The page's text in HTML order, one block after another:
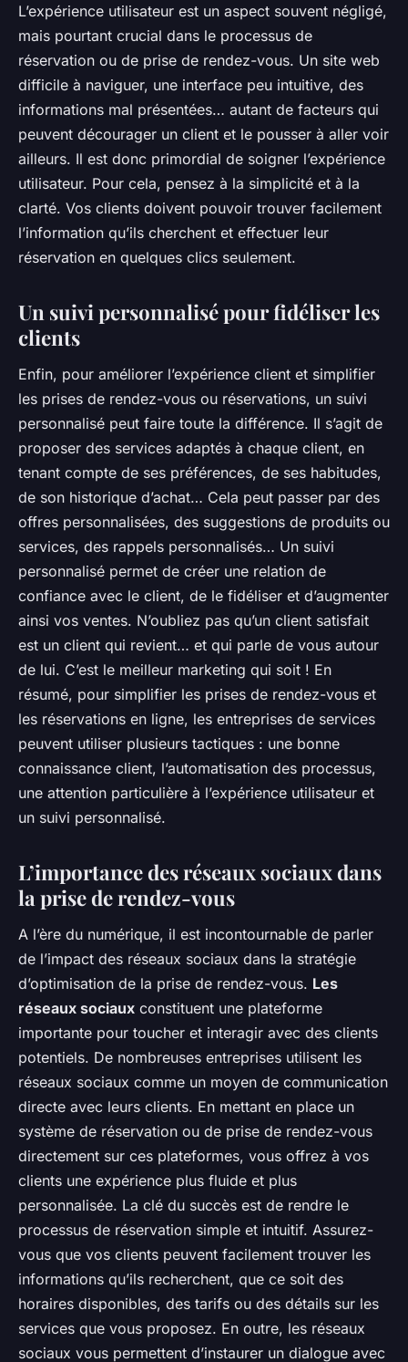
L’expérience utilisateur est un aspect souvent négligé,
mais pourtant crucial dans le processus de
réservation ou de prise de rendez-vous. Un site web
difficile à naviguer, une interface peu intuitive, des
informations mal présentées… autant de facteurs qui
peuvent décourager un client et le pousser à aller voir
ailleurs. Il est donc primordial de soigner l’expérience
utilisateur. Pour cela, pensez à la simplicité et à la
clarté. Vos clients doivent pouvoir trouver facilement
l’information qu’ils cherchent et effectuer leur
réservation en quelques clics seulement.
Un suivi personnalisé pour fidéliser les
clients
Enfin, pour améliorer l’expérience client et simplifier
les prises de rendez-vous ou réservations, un suivi
personnalisé peut faire toute la différence. Il s’agit de
proposer des services adaptés à chaque client, en
tenant compte de ses préférences, de ses habitudes,
de son historique d’achat… Cela peut passer par des
offres personnalisées, des suggestions de produits ou
services, des rappels personnalisés… Un suivi
personnalisé permet de créer une relation de
confiance avec le client, de le fidéliser et d’augmenter
ainsi vos ventes. N’oubliez pas qu’un client satisfait
est un client qui revient… et qui parle de vous autour
de lui. C’est le meilleur marketing qui soit ! En
résumé, pour simplifier les prises de rendez-vous et
les réservations en ligne, les entreprises de services
peuvent utiliser plusieurs tactiques : une bonne
connaissance client, l’automatisation des processus,
une attention particulière à l’expérience utilisateur et
un suivi personnalisé.
L’importance des réseaux sociaux dans
la prise de rendez-vous
A l’ère du numérique, il est incontournable de parler
de l’impact des réseaux sociaux dans la stratégie
d’optimisation de la prise de rendez-vous. Les
réseaux sociaux constituent une plateforme
importante pour toucher et interagir avec des clients
potentiels. De nombreuses entreprises utilisent les
réseaux sociaux comme un moyen de communication
directe avec leurs clients. En mettant en place un
système de réservation ou de prise de rendez-vous
directement sur ces plateformes, vous offrez à vos
clients une expérience plus fluide et plus
personnalisée. La clé du succès est de rendre le
processus de réservation simple et intuitif. Assurez-
vous que vos clients peuvent facilement trouver les
informations qu’ils recherchent, que ce soit des
horaires disponibles, des tarifs ou des détails sur les
services que vous proposez. En outre, les réseaux
sociaux vous permettent d’instaurer un dialogue avec